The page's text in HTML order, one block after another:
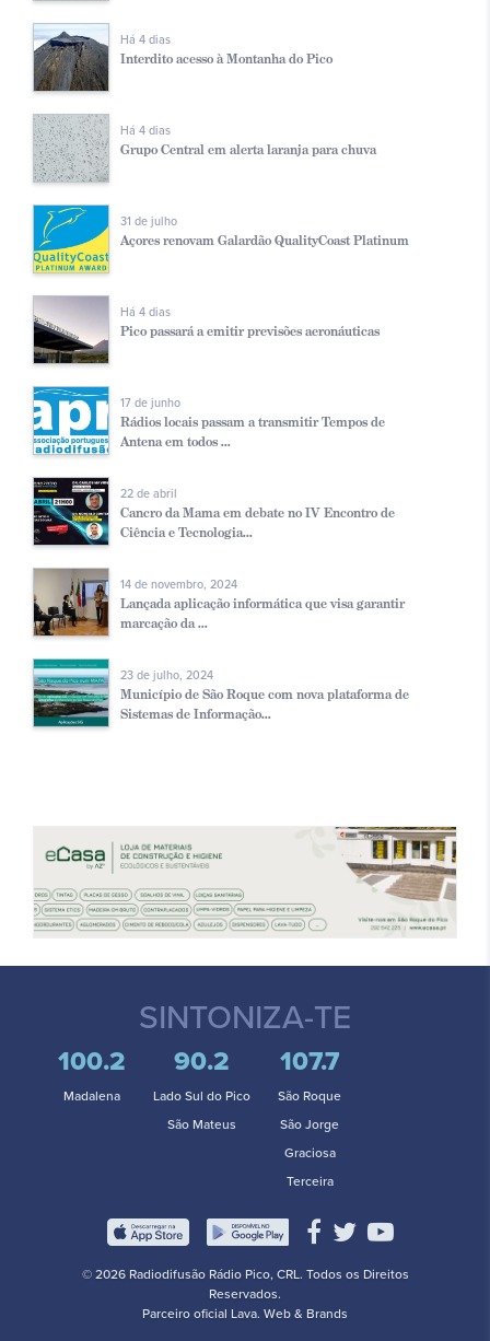
Há 4 dias
Interdito acesso à Montanha do Pico
Há 4 dias
Grupo Central em alerta laranja para chuva
31 de julho
Açores renovam Galardão QualityCoast Platinum
Há 4 dias
Pico passará a emitir previsões aeronáuticas
17 de junho
Rádios locais passam a transmitir Tempos de
Antena em todos ...
22 de abril
Cancro da Mama em debate no IV Encontro de
Ciência e Tecnologia...
14 de novembro, 2024
Lançada aplicação informática que visa garantir
marcação da ...
23 de julho, 2024
Município de São Roque com nova plataforma de
Sistemas de Informação...
SINTONIZA-TE
100.2
Madalena
90.2
Lado Sul do Pico
São Mateus
107.7
São Roque
São Jorge
Graciosa
Terceira
© 2026 Radiodifusão Rádio Pico, CRL. Todos os Direitos
Reservados.
Parceiro oficial Lava. Web & Brands